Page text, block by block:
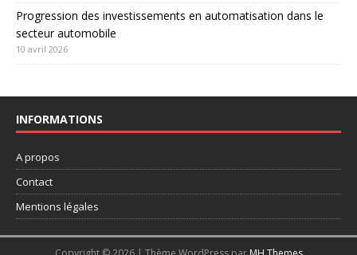
Progression des investissements en automatisation dans le
secteur automobile
10 avril 2026
INFORMATIONS
A propos
Contact
Mentions légales